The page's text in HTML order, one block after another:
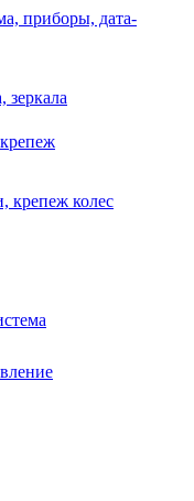
приборы, дата-
зеркала
колес